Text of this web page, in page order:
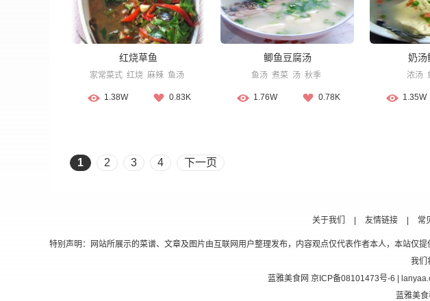
红烧草鱼
家常菜式 红烧 麻辣 鱼汤
1.38W 0.83K
鲫鱼豆腐汤
鱼汤 煮菜 汤 秋季
1.76W 0.78K
奶汤
浓汤
1.35W
1 2 3 4 下一页
关于我们 友情链接 常
特别声明：网站所展示的菜谱、文章及图片由互联网用户整理发布，内容观点仅代表作者本人，本站仅
我们
蓝雅美食网 京ICP备08101473号-6 |
蓝雅美